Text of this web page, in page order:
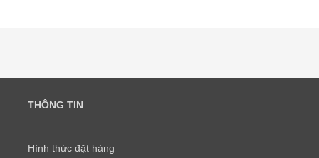
THÔNG TIN
Hình thức đặt hàng